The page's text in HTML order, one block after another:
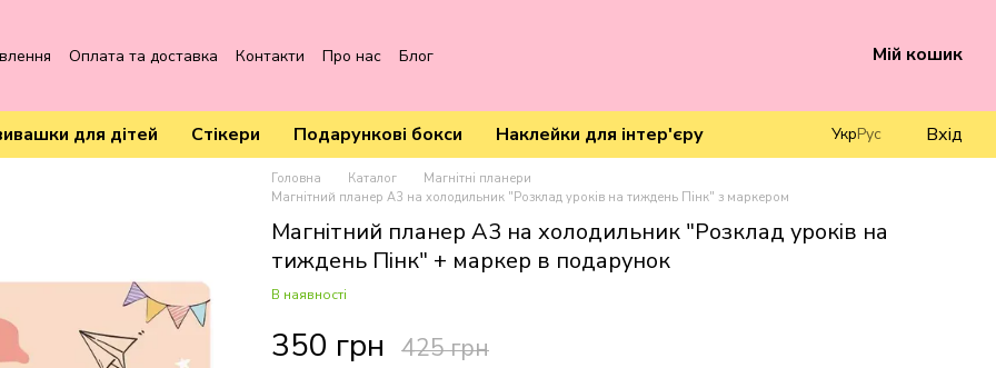
Оплата та доставка Контакти Про нас Блог Мій кошик
для дітей Стікери Подарункові бокси Наклейки для інтер'єру УкрРус Вхід
Головна Каталог
Магнітні планери
Магнітний планер А3 на холодильник "Розклад уроків на тиждень Пінк" з маркером
Магнітний планер А3 на холодильник "Розклад уроків на
тиждень Пінк" + маркер в подарунок
В наявності
350 грн 425 грн